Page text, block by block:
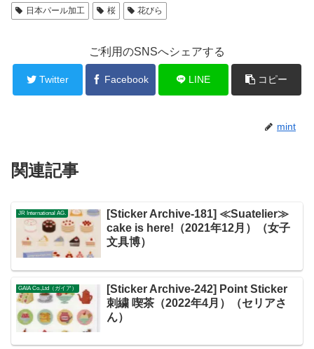
日本パール加工 桜 花びら
ご利用のSNSへシェアする
Twitter Facebook LINE コピー
mint
関連記事
JR International AG.
[Sticker Archive-181] ≪Suatelier≫
cake is here!（2021年12月）（女子
文具博）
GAIA Co.,Ltd（ガイア）
[Sticker Archive-242] Point Sticker
刺繍 喫茶（2022年4月）（セリアさ
ん）